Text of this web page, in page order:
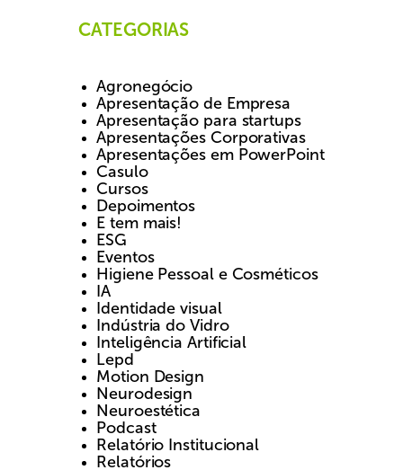
CATEGORIAS
Agronegócio
Apresentação de Empresa
Apresentação para startups
Apresentações Corporativas
Apresentações em PowerPoint
Casulo
Cursos
Depoimentos
E tem mais!
ESG
Eventos
Higiene Pessoal e Cosméticos
IA
Identidade visual
Indústria do Vidro
Inteligência Artificial
Lepd
Motion Design
Neurodesign
Neuroestética
Podcast
Relatório Institucional
Relatórios